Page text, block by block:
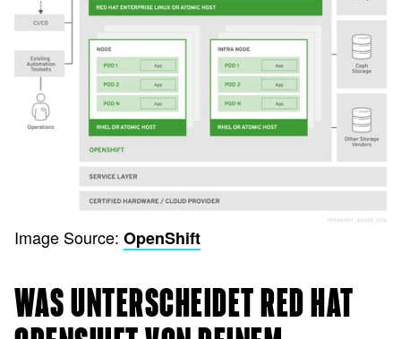
Image Source: OpenShift
WAS UNTERSCHEIDET RED HAT